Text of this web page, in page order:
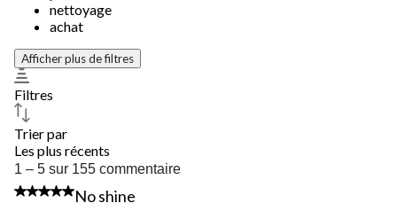
nettoyage
achat
Afficher plus de filtres
Filtres
Trier par
Les plus récents
1
à
5
1 – 5 sur 155 commentaire
2 étoile(s) sur 5.
No shine